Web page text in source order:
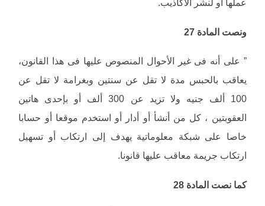
عملها أو لنشر الأكاذيب.
ونصت المادة 27
” على أنه فى غير الأحوال المنصوص عليها فى هذا القانون،
يعاقب بالحبس مدة لا تقل عن سنتين وبغرامة لا تقل عن
100 ألف جنيه ولا تزيد عن 300 ألف أو بإحدى هاتين
العقوبتين ، كل من أنشأ أو أدار أو استخدم موقعا أو حسابا
خاصا على شبكة معلوماتية يهدف إلى ارتكاب أو تسهيل
ارتكاب جريمة معاقب عليها قانونا.
كما نصت المادة 28